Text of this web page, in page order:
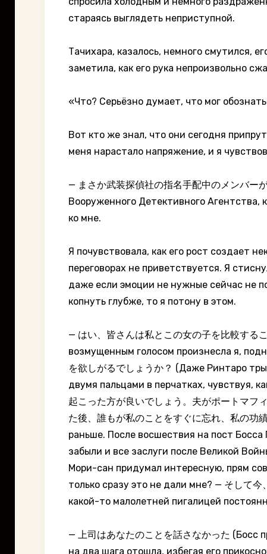
стараясь выглядеть неприступной.
Тачихара, казалось, немного смутился,
заметила, как его рука непроизвольно
«Что? Серьёзно думает, что мог
Вот кто же знал, что они сегодня
меня нарастало напряжение, и я
— まさか武装探偵社の指名手配中のメンバ
Вооруженного Детективного Агентства,
ко мне.
Я почувствовала, как его рост создает
переговорах не приветствуется. Я
даже если эмоции не нужные сейчас не
копнуть глубже, то я потону в этом.
— はい、皆さんは私とこの女の子を比較す
возмущенным голосом произнесла я,
を欲しがるでしょうか？ (Даже Ринтаро
двумя пальцами в перчатках, чувствуя,
起こった方が良いでしょう。夫がポートマフ
た後、誰もが私のことをすぐに忘れ、私の
раньше. После восшествия на пост
забыли и все заслуги после Великой
Мори-сан придумал интересную, прям
только сразу это не дали мне? — そして今
какой-то малолетней пигалицей
— 上司はあなたのことを話さなかった (Босс
на два шага отошла, избегая его